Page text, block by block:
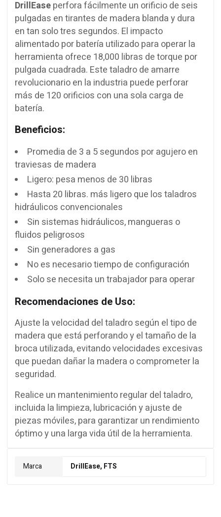
DrillEaseperfora fácilmente un orificio de seis
pulgadas en tirantes de madera blanda y dura
en tan solo tres segundos. El impacto
alimentado por batería utilizado para operar la
herramienta ofrece 18,000 libras de torque por
pulgada cuadrada. Este taladro de amarre
revolucionario en la industria puede perforar
más de 120 orificios con una sola carga de
batería.
Beneficios:
Promedia de 3 a 5 segundos por agujero en
traviesas de madera
Ligero: pesa menos de 30 libras
Hasta 20 libras. más ligero que los taladros
hidráulicos convencionales
Sin sistemas hidráulicos, mangueras o
fluidos peligrosos
Sin generadores a gas
No es necesario tiempo de configuración
Solo se necesita un trabajador para operar
Recomendaciones de Uso:
Ajuste la velocidad del taladro según el tipo de
madera que está perforando y el tamaño de la
broca utilizada, evitando velocidades excesivas
que puedan dañar la madera o comprometer la
seguridad.
Realice un mantenimiento regular del taladro,
incluida la limpieza, lubricación y ajuste de
piezas móviles, para garantizar un rendimiento
óptimo y una larga vida útil de la herramienta.
Marca DrillEase, FTS